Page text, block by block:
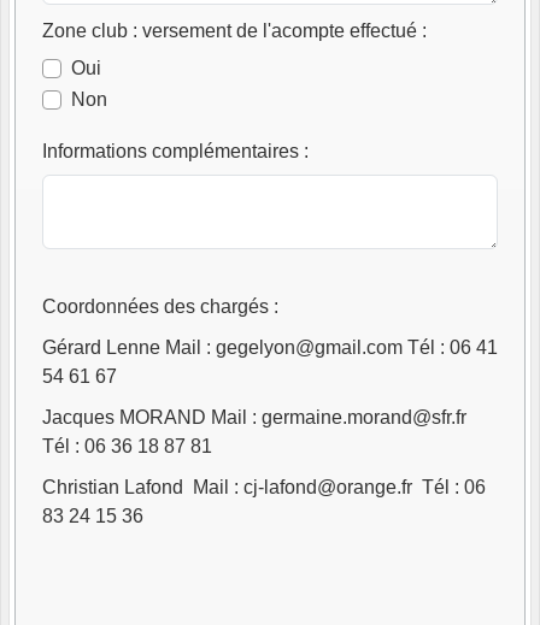
Zone club : versement de l'acompte effectué :
Oui
Non
Informations complémentaires :
Coordonnées des chargés :
Gérard Lenne Mail : gegelyon@gmail.com Tél : 06 41
54 61 67
Jacques MORAND Mail : germaine.morand@sfr.fr
Tél : 06 36 18 87 81
Christian Lafond Mail : cj-lafond@orange.fr Tél : 06
83 24 15 36